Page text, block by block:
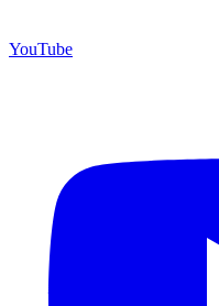
YouTube